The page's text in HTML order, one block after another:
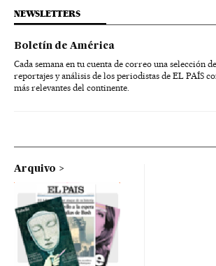
NEWSLETTERS
Boletín de América
Cada semana en tu cuenta de correo una selección
reportajes y análisis de los periodistas de EL PAÍS
más relevantes del continente.
Arquivo